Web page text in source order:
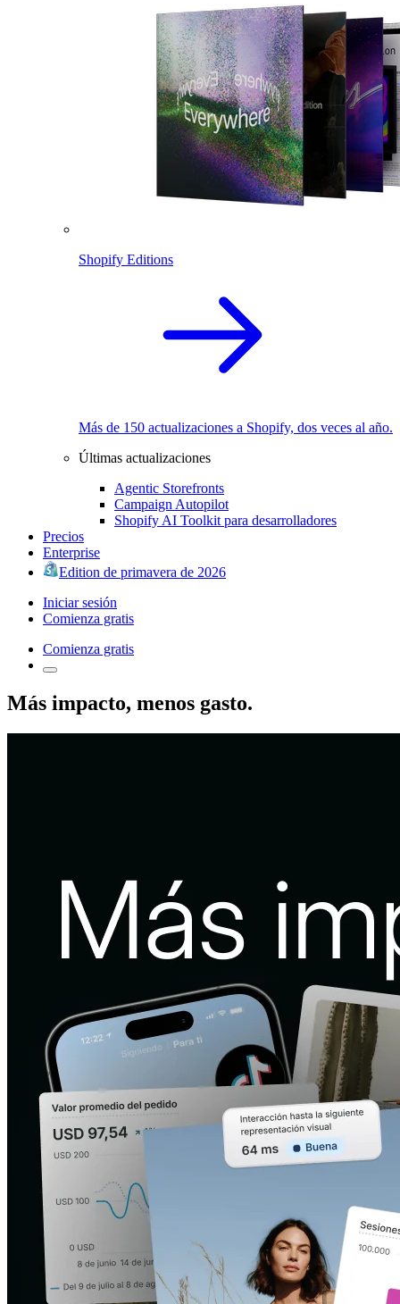
Shopify Editions
Más de 150 actualizaciones a Shopify, dos veces al año.
Últimas actualizaciones
Agentic Storefronts
Campaign Autopilot
Shopify AI Toolkit para desarrolladores
Precios
Enterprise
Edition de primavera de 2026
Iniciar sesión
Comienza gratis
Comienza gratis
Más impacto, menos gasto.